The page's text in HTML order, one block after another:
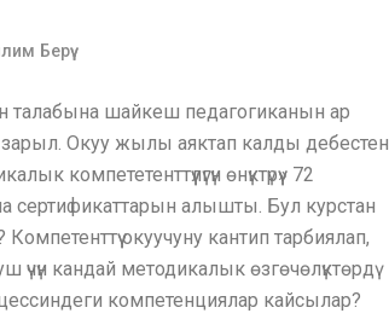
Берүү
талабына шайкеш педагогиканын ар
Окуу жылы аяктап калды дебестен
өнүктүрүү» 72
сертификаттарын алышты. Бул курстан
окуучуну кантип тарбиялап,
кандай методикалык өзгөчөлүктөрдү
компетенциялар кайсылар?